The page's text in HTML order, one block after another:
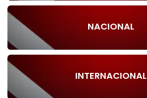
NACIONAL
INTERNACIONAL